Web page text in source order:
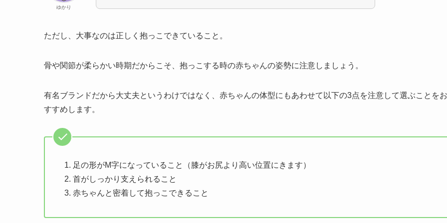
ゆかり
ただし、大事なのは正しく抱っこできていること。
骨や関節が柔らかい時期だからこそ、抱っこする時の赤ちゃんの姿勢に注意しましょう。
有名ブランドだから大丈夫というわけではなく、赤ちゃんの体型にもあわせて以下の3点を注意して選ぶことをお
すすめします。
足の形がM字になっていること（膝がお尻より高い位置にきます）
首がしっかり支えられること
赤ちゃんと密着して抱っこできること